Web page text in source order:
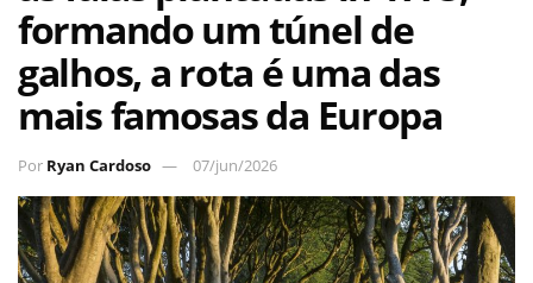
formando um túnel de
galhos, a rota é uma das
mais famosas da Europa
Por Ryan Cardoso 07/jun/2026